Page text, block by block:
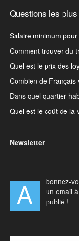
Questions les
Salaire minimum
Comment trouver du
Quel est le prix des
Combien de Français
Dans quel quartier
Quel est le coût de la
Newsletter
A
bonnez-
un email
publié !
Type your email…